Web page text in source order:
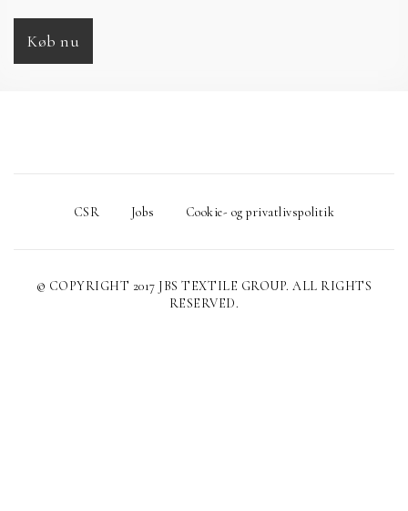
Køb nu
CSR Jobs Cookie- og privatlivspolitik
© COPYRIGHT 2017 JBS TEXTILE GROUP. ALL RIGHTS
RESERVED.